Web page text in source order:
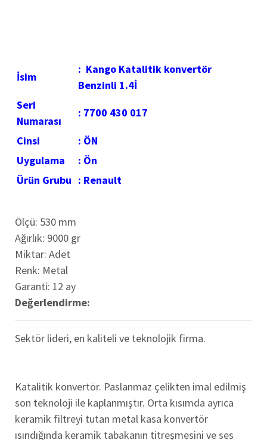
İsim
: Kango Katalitik konvertör
Benzinli 1.4İ
Seri
Numarası
: 7700 430 017
Cinsi : ÖN
Uygulama
: Ön
Ürün Grubu : Renault
Ölçü: 530 mm
Ağırlık: 9000 gr
Miktar: Adet
Renk: Metal
Garanti: 12 ay
Değerlendirme:
Sektör lideri, en kaliteli ve teknolojik firma.
Katalitik konvertör. Paslanmaz çelikten imal edilmiş
son teknoloji ile kaplanmıştır. Orta kısımda ayrıca
keramik filtreyi tutan metal kasa konvertör
ısındığında keramik tabakanın titreşmesini ve ses